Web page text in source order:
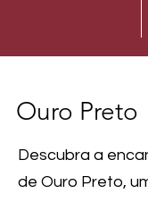
Ouro Preto
Descubra a
de Ouro Preto,